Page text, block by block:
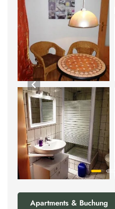
Apartments & Buchung